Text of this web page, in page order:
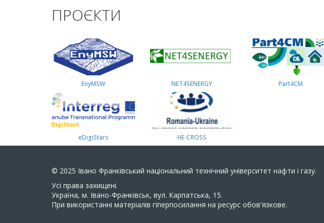
ПРОЄКТИ
EnyMSW NET4SENERGY Part4СМ
eDigiStars HE-CROSS
© 2025 Івано Франківський національний технічний університет нафти і газу.
Усi права захищенi.
Україна, м. Івано-Франківськ, вул. Карпатська, 15.
При використанні матеріалів гіперпосилання на ресурс обов'язкове.